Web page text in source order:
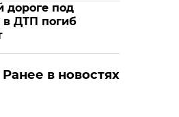
дороге под
в ДТП погиб
Ранее в новостях